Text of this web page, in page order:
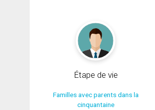
Étape de vie
Familles avec parents dans la
cinquantaine